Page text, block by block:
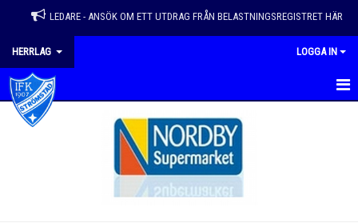
LEDARE - ANSÖK OM ETT UTDRAG FRÅN BELASTNINGSREGISTRET HÄR
HERRLAG LOGGA IN
HEM